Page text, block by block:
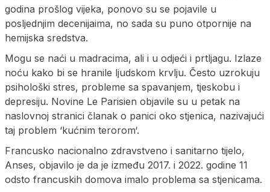
godina prošlog vijeka, ponovo su se pojavile u
posljednjim decenijaima, no sada su puno otpornije na
hemijska sredstva.
Mogu se naći u madracima, ali i u odjeći i prtljagu. Izlaze
noću kako bi se hranile ljudskom krvlju. Često uzrokuju
psihološki stres, probleme sa spavanjem, tjeskobu i
depresiju. Novine Le Parisien objavile su u petak na
naslovnoj stranici članak o panici oko stjenica, nazivajući
taj problem ‘kućnim terorom‘.
Francusko nacionalno zdravstveno i sanitarno tijelo,
Anses, objavilo je da je između 2017. i 2022. godine 11
odsto francuskih domova imalo problema sa stjenicama.